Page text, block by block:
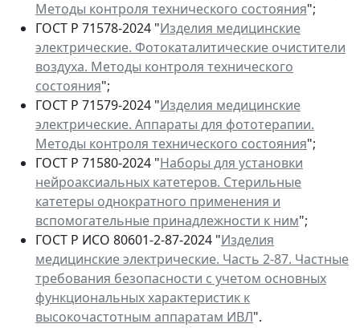
Методы контроля технического состояния";
ГОСТ Р 71578-2024 "Изделия медицинские
электрические. Фотокаталитические очистители
воздуха. Методы контроля технического
состояния";
ГОСТ Р 71579-2024 "Изделия медицинские
электрические. Аппараты для фототерапии.
Методы контроля технического состояния";
ГОСТ Р 71580-2024 "Наборы для установки
нейроаксиальных катетеров. Стерильные
катетеры однократного применения и
вспомогательные принадлежности к ним";
ГОСТ Р ИСО 80601-2-87-2024 "Изделия
медицинские электрические. Часть 2-87. Частные
требования безопасности с учетом основных
функциональных характеристик к
высокочастотным аппаратам ИВЛ".